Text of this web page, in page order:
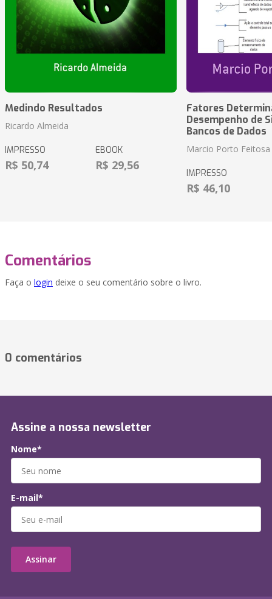
Medindo Resultados
Ricardo Almeida
IMPRESSO
R$ 50,74
EBOOK
R$ 29,56
Fatores
Desempenho de
Bancos de Dados
Marcio Porto Feitosa
IMPRESSO
R$ 46,10
Comentários
Faça o login deixe o seu comentário sobre o livro.
0 comentários
Assine a nossa newsletter
Nome*
E-mail*
Assinar